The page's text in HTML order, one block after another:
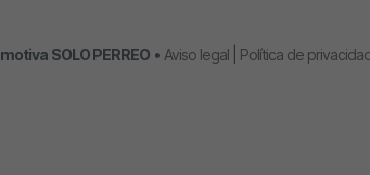
motiva SOLO PERREO • Aviso legal Política de